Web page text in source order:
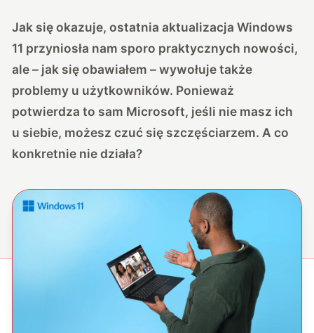
Jak się okazuje, ostatnia aktualizacja Windows
11 przyniosła nam sporo praktycznych nowości,
ale – jak się obawiałem – wywołuje także
problemy u użytkowników. Ponieważ
potwierdza to sam Microsoft, jeśli nie masz ich
u siebie, możesz czuć się szczęściarzem. A co
konkretnie nie działa?